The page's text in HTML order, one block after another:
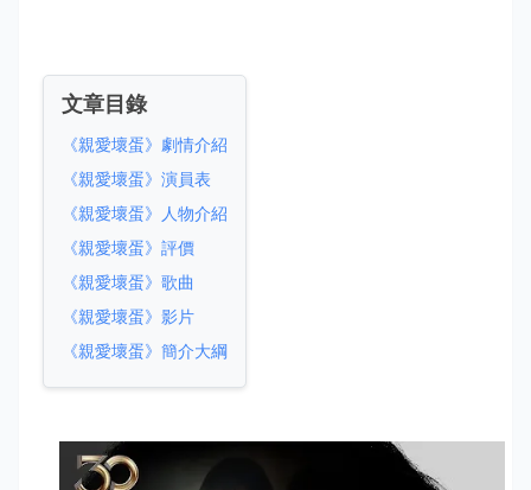
文章目錄
《親愛壞蛋》劇情介紹
《親愛壞蛋》演員表
《親愛壞蛋》人物介紹
《親愛壞蛋》評價
《親愛壞蛋》歌曲
《親愛壞蛋》影片
《親愛壞蛋》簡介大綱